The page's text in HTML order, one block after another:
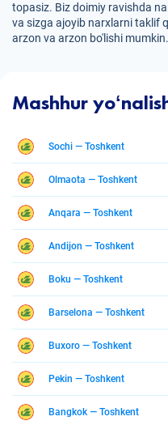
topasiz. Biz doimiy ravishda
va sizga ajoyib narxlarni taklif
arzon va arzon bo'lishi mumkin.
Mashhur
Sochi — Toshkent
Olmaota — Toshkent
Anqara — Toshkent
Andijon — Toshkent
Boku — Toshkent
Barselona — Toshkent
Buxoro — Toshkent
Pekin — Toshkent
Bangkok — Toshkent